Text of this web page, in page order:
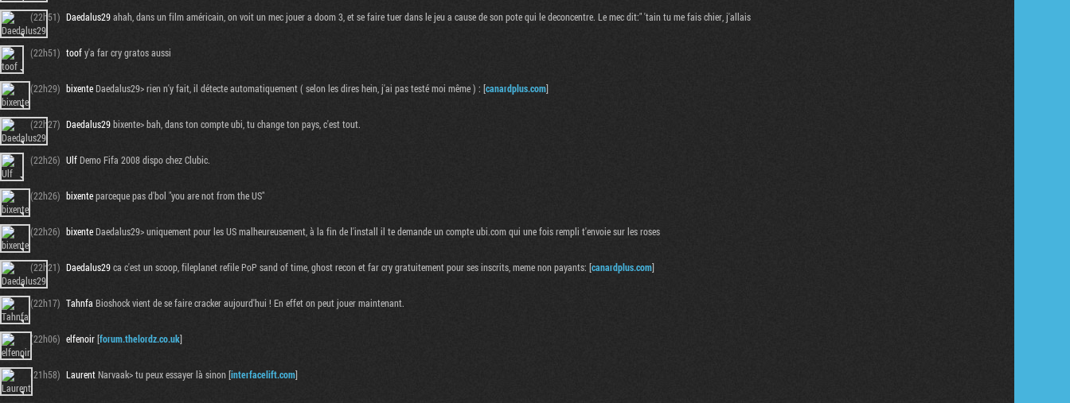
(22h51) Daedalus29ahah, dans un film américain, on voit un mec jouer a doom 3, et se faire tuer dans le jeu a cause de son pote qui le deconcentre. Le mec dit:" 'tain tu me fais chier, j'allais
(22h51) toofy'a far cry gratos aussi
(22h29) bixenteDaedalus29> rien n'y fait, il détecte automatiquement ( selon les dires hein, j'ai pas testé moi même ) : [canardplus.com]
(22h27) Daedalus29bixente> bah, dans ton compte ubi, tu change ton pays, c'est tout.
(22h26) UlfDemo Fifa 2008 dispo chez Clubic.
(22h26) bixenteparceque pas d'bol "you are not from the US"
(22h26) bixenteDaedalus29> uniquement pour les US malheureusement, à la fin de l'install il te demande un compte ubi.com qui une fois rempli t'envoie sur les roses
(22h21) Daedalus29ca c'est un scoop, fileplanet refile PoP sand of time, ghost recon et far cry gratuitement pour ses inscrits, meme non payants: [canardplus.com]
(22h17) Tahnfa Bioshock vient de se faire cracker aujourd'hui ! En effet on peut jouer maintenant.
(22h06) elfenoir[forum.thelordz.co.uk]
(21h58) LaurentNarvaak> tu peux essayer là sinon [interfacelift.com]